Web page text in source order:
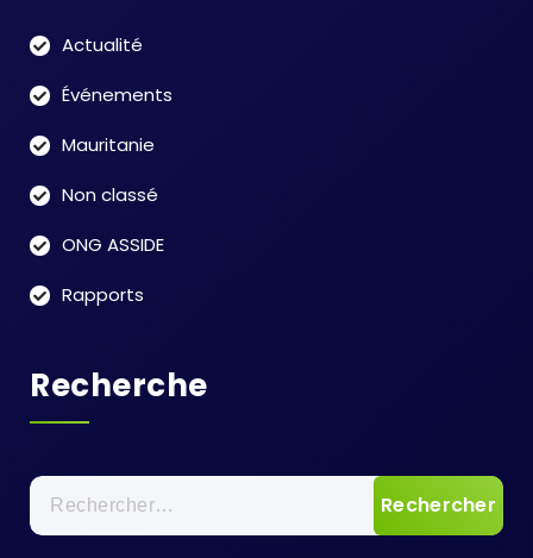
Actualité
Événements
Mauritanie
Non classé
ONG ASSIDE
Rapports
Recherche
Rechercher :